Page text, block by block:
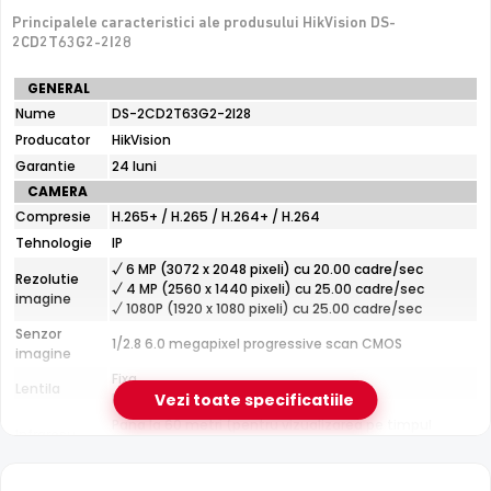
Nu are slot de card — inregistrarea necesita un NVR sau
Fara microfon/difuzor — nu inregistreaza audio
e-Camere.ro recomanda acest produs pentru:
perimetre mari: curti, depozite, spatii industriale;
instalari profesionale cu cablare UTP structurata.
Tehnologie HikVision AcuSense
Datorita tehnologieiAcuSensede la HikVision, camera
clasifica inteligent tintele detectate in persoane si
vehicule, minimizand alarmele false si permitand
cautarea rapida in inregistrari dupa tipul de obiect.
Principalele caracteristici ale produsului HikVision DS-
2CD2T63G2-2I28
Specificatii
tehnice
HikVision
DS-
2CD2T63G2-
2I28
GENERAL
Nume
DS-2CD2T63G2-2I28
Producator
HikVision
Garantie
24 luni
CAMERA
Compresie
H.265+ / H.265 / H.264+ / H.264
Tehnologie
IP
Rezolutie
imagine
√ 6 MP (3072 x 2048 pixeli) cu 20.00 cadre/sec
√ 4 MP (2560 x 1440 pixeli) cu 25.00 cadre/sec
√ 1080P (1920 x 1080 pixeli) cu 25.00 cadre/sec
Senzor
imagine
1/2.8 6.0 megapixel progressive scan CMOS
Lentila
Fixa
Distanta focala: 2.8 mm(107.0°)
Pana la 60 metri (pentru vizualizarea pe timpul
Vezi toate specificatiile